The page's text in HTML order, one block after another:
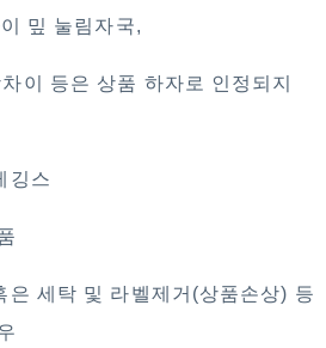
밒 눌림자국,
이 등은 상품 하자로 인정되지
깅스
은 세탁 및 라벨제거(상품손상) 등